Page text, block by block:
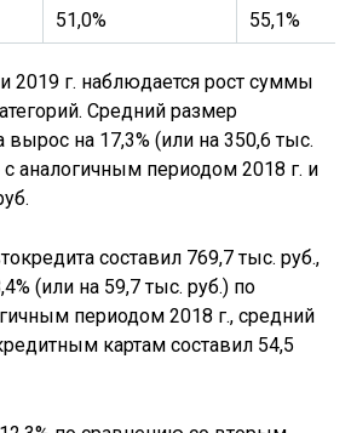
51,0% 55,1%
2019 г. наблюдается рост суммы
Средний размер
вырос на 17,3% (или на 350,6 тыс.
аналогичным периодом 2018 г. и
составил 769,7 тыс. руб.,
(или на 59,7 тыс. руб.) по
периодом 2018 г., средний
картам составил 54,5